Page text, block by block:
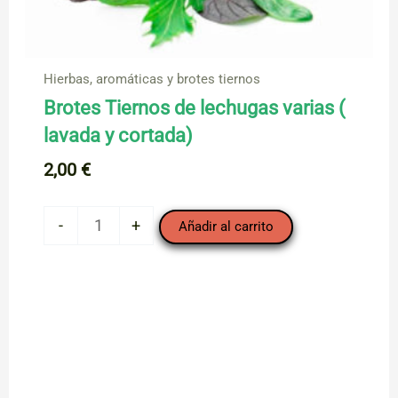
Hierbas, aromáticas y brotes tiernos
Brotes Tiernos de lechugas varias (
lavada y cortada)
2,00 €
- + Añadir al carrito